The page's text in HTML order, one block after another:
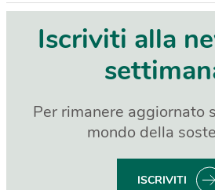
Iscriviti alla
Per rimanere aggiornato
mondo della
ISCRIVITI